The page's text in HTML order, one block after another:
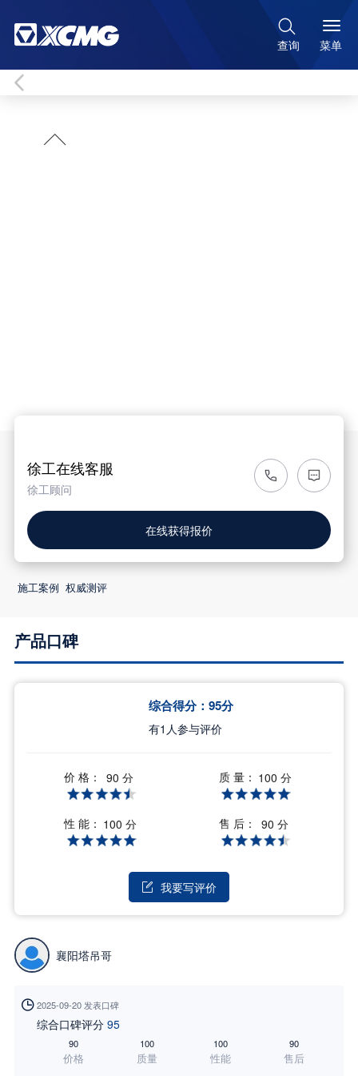

查询 菜单

徐工在线客服
徐工顾问
在线获得报价
施工案例 权威测评
产品口碑
综合得分： 95分
有1 人参与评价
价 格： 90 分 质 量： 100 分
性 能： 100 分 售 后： 90 分
 我要写评价
襄阳塔吊哥
 2025-09-20 发表口碑
综合口碑评分 95
90
价格
100
质量
100
性能
90
售后